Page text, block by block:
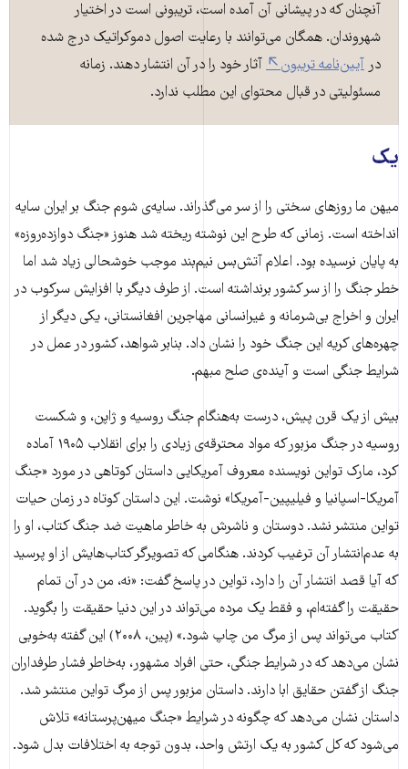
آنچنان که در پیشانی آن آمده است، تریبونی است در اختیار
شهروندان. همگان می‌توانند با رعایت اصول دموکراتیک درج شده
در آیین‌نامه تریبون
آثار خود را در آن انتشار دهند. زمانه
مسئولیتی در قبال محتوای این مطلب ندارد.
یک
میهن ما روزهای سختی را از سر می‌گذراند. سایه‌ی شوم جنگ بر ایران سایه
انداخته است. زمانی که طرح این نوشته ریخته شد هنوز «جنگ دوازده‌روزه»
به پایان نرسیده بود. اعلام آتش‌بس نیم‌بند موجب خوشحالی زیاد شد اما
خطر جنگ را از سر کشور برنداشته است. از طرف دیگر با افزایش سرکوب در
ایران و اخراج بی‌شرمانه و غیرانسانی مهاجرین افغانستانی، یکی دیگر از
چهره‌های کریه این جنگ خود را نشان داد. بنابر شواهد، کشور در عمل در
شرایط جنگی است و آینده‌ی صلح مبهم.
بیش از یک قرن پیش، درست به‌هنگام جنگ روسیه و ژاپن، و شکست
روسیه در جنگ مزبور که مواد محترقه‌ی زیادی را برای انقلاب ۱۹۰۵ آماده
کرد، مارک تواین نویسنده معروف آمریکایی داستان کوتاهی در مورد «جنگ
آمریکا-اسپانیا و فیلیپین-آمریکا» نوشت. این داستان کوتاه در زمان حیات
تواین منتشر نشد. دوستان و ناشرش به خاطر ماهیت ضد جنگ کتاب، او را
به عدم‌انتشار آن ترغیب کردند. هنگامی که تصویرگر کتاب‌هایش از او پرسید
که آیا قصد انتشار آن را دارد، تواین در پاسخ گفت: «نه، من در آن تمام
حقیقت را گفته‌ام، و فقط یک مرده می‌تواند در این دنیا حقیقت را بگوید.
کتاب می‌تواند پس از مرگ من چاپ شود.» (پین، ۲۰۰۸) این گفته به‌خوبی
نشان می‌دهد که در شرایط جنگی، حتی افراد مشهور، به‌خاطر فشار طرفداران
جنگ از گفتن حقایق ابا دارند. داستان مزبور پس از مرگ تواین منتشر شد.
داستان نشان می‌دهد که چگونه در شرایط «جنگ میهن‌پرستانه» تلاش
می‌شود که کل کشور به یک ارتش واحد، بدون توجه به اختلافات بدل شود.